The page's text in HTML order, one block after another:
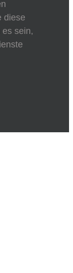
diese
sein,